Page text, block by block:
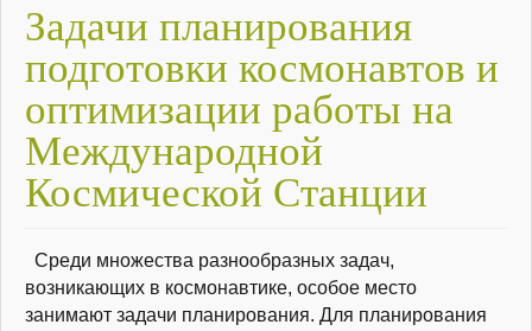
Задачи планирования
подготовки космонавтов и
оптимизации работы на
Международной
Космической Станции
Среди множества разнообразных задач,
возникающих в космонавтике, особое место
занимают задачи планирования. Для планирования